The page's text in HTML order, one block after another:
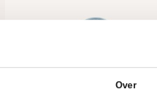
Over